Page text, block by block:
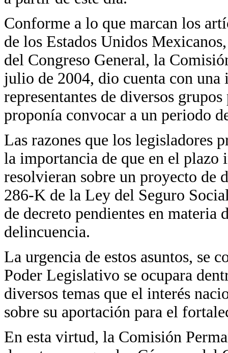
Conforme a lo que marcan los
de los Estados Unidos
del Congreso General, la
julio de 2004, dio cuenta con
representantes de diversos
proponía convocar a un periodo
Las razones que los legisladores
la importancia de que en el plazo
resolvieran sobre un proyecto de
286-K de la Ley del Seguro
de decreto pendientes en materia
delincuencia.
La urgencia de estos asuntos, se
Poder Legislativo se ocupara
diversos temas que el interés
sobre su aportación para el
En esta virtud, la Comisión